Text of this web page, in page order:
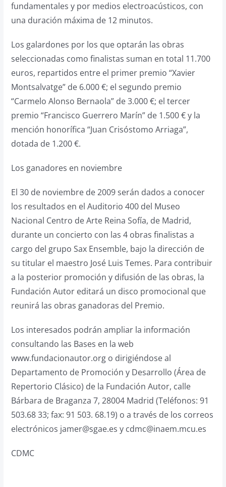
fundamentales y por medios electroacústicos, con
una duración máxima de 12 minutos.
Los galardones por los que optarán las obras
seleccionadas como finalistas suman en total 11.700
euros, repartidos entre el primer premio “Xavier
Montsalvatge” de 6.000 €; el segundo premio
“Carmelo Alonso Bernaola” de 3.000 €; el tercer
premio “Francisco Guerrero Marín” de 1.500 € y la
mención honorífica “Juan Crisóstomo Arriaga”,
dotada de 1.200 €.
Los ganadores en noviembre
El 30 de noviembre de 2009 serán dados a conocer
los resultados en el Auditorio 400 del Museo
Nacional Centro de Arte Reina Sofía, de Madrid,
durante un concierto con las 4 obras finalistas a
cargo del grupo Sax Ensemble, bajo la dirección de
su titular el maestro José Luis Temes. Para contribuir
a la posterior promoción y difusión de las obras, la
Fundación Autor editará un disco promocional que
reunirá las obras ganadoras del Premio.
Los interesados podrán ampliar la información
consultando las Bases en la web
www.fundacionautor.org o dirigiéndose al
Departamento de Promoción y Desarrollo (Área de
Repertorio Clásico) de la Fundación Autor, calle
Bárbara de Braganza 7, 28004 Madrid (Teléfonos: 91
503.68 33; fax: 91 503. 68.19) o a través de los correos
electrónicos jamer@sgae.es y cdmc@inaem.mcu.es
CDMC